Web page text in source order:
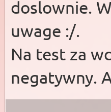
doslownie.
uwage :/.
Na test za
negatywny.